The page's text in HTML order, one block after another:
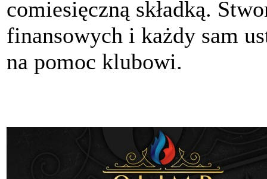
comiesięczną składką.
finansowych i każdy sam
na pomoc klubowi.